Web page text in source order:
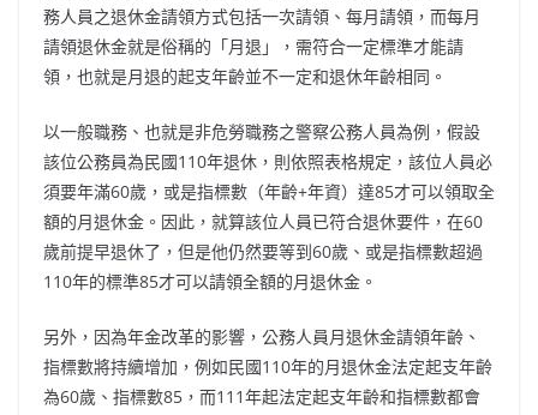
務人員之退休金請領方式包括一次請領、每月請領，而每月
請領退休金就是俗稱的「月退」，需符合一定標準才能請
領，也就是月退的起支年齡並不一定和退休年齡相同。
以一般職務、也就是非危勞職務之警察公務人員為例，假設
該位公務員為民國110年退休，則依照表格規定，該位人員必
須要年滿60歲，或是指標數（年齡+年資）達85才可以領取全
額的月退休金。因此，就算該位人員已符合退休要件，在60
歲前提早退休了，但是他仍然要等到60歲、或是指標數超過
110年的標準85才可以請領全額的月退休金。
另外，因為年金改革的影響，公務人員月退休金請領年齡、
指標數將持續增加，例如民國110年的月退休金法定起支年齡
為60歲、指標數85，而111年起法定起支年齡和指標數都會